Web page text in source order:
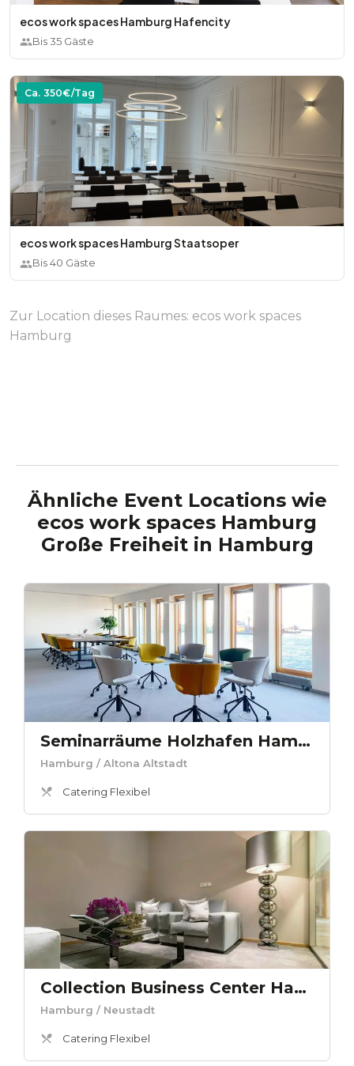
ecos work spaces Hamburg Hafencity
Bis35 Gäste
Ca. 350€/Tag
ecos work spaces Hamburg Staatsoper
Bis40 Gäste
Zur Location dieses Raumes: ecos work spaces
Hamburg
Ähnliche Event Locations wie
ecos work spaces Hamburg
Große Freiheitin Hamburg
Seminarräume Holzhafen Hamburg Südwind
Hamburg / Altona Altstadt
Catering Flexibel
Collection Business Center Hamburg Neuer Wall Business Lounge
Hamburg / Neustadt
Catering Flexibel